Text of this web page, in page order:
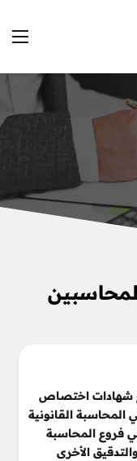
شهادات اختصاص
المحاسبة القانونية
فروع المحاسبة
والتدقيق الأخرى